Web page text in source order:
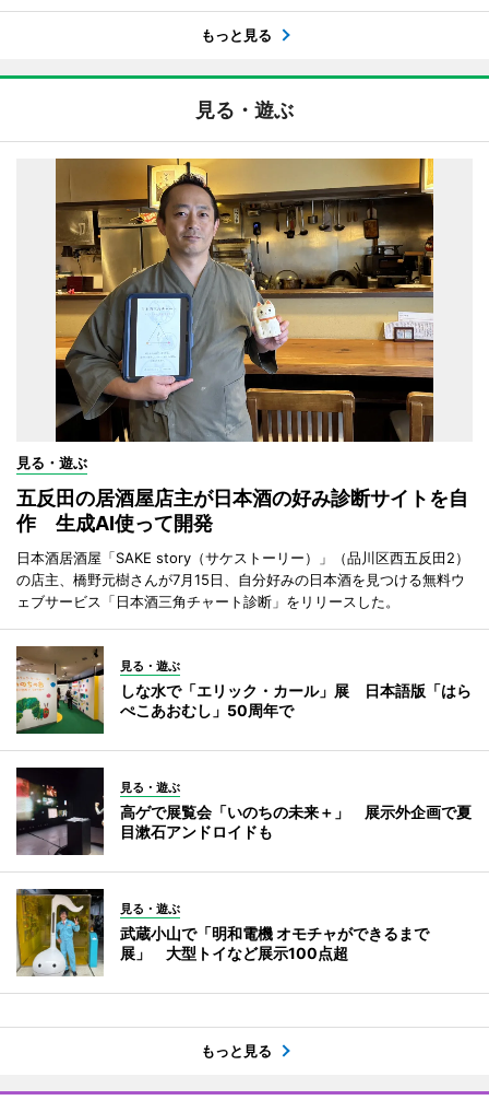
もっと見る
見る・遊ぶ
見る・遊ぶ
五反田の居酒屋店主が日本酒の好み診断サイトを自
作 生成AI使って開発
日本酒居酒屋「SAKE story（サケストーリー）」（品川区西五反田2）
の店主、橋野元樹さんが7月15日、自分好みの日本酒を見つける無料ウ
ェブサービス「日本酒三角チャート診断」をリリースした。
見る・遊ぶ
しな水で「エリック・カール」展 日本語版「はら
ぺこあおむし」50周年で
見る・遊ぶ
高ゲで展覧会「いのちの未来＋」 展示外企画で夏
目漱石アンドロイドも
見る・遊ぶ
武蔵小山で「明和電機 オモチャができるまで
展」 大型トイなど展示100点超
もっと見る